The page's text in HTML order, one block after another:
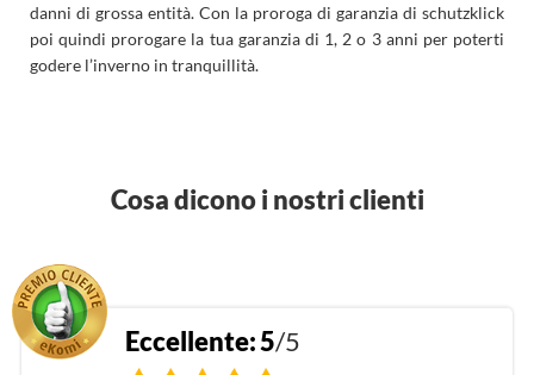
danni di grossa entità. Con la proroga di garanzia di schutzklick
poi quindi prorogare la tua garanzia di 1, 2 o 3 anni per poterti
godere l’inverno in tranquillità.
Cosa dicono i nostri clienti
>
Eccellente:5/5